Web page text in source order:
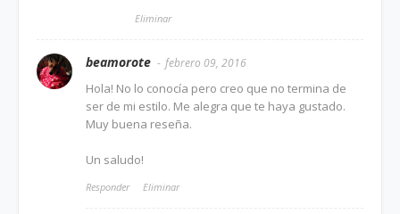
Eliminar
beamorote febrero 09, 2016
Hola! No lo conocía pero creo que no termina de
ser de mi estilo. Me alegra que te haya gustado.
Muy buena reseña.
Un saludo!
Responder Eliminar